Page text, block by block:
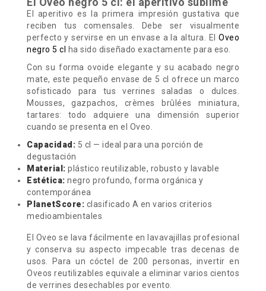
El aperitivo es la primera impresión gustativa que
reciben tus comensales. Debe ser visualmente
perfecto y servirse en un envase a la altura. ElOveo
negro 5 cl
ha sido diseñado exactamente para eso.
Con su forma ovoide elegante y su acabado negro
mate, este pequeño envase de 5 cl ofrece un marco
sofisticado para tus verrines saladas o dulces.
Mousses, gazpachos, crèmes brûlées miniatura,
tartares: todo adquiere una dimensión superior
cuando se presenta en el Oveo.
Capacidad: 5 cl — ideal para una porción de
degustación
Material: plástico reutilizable, robusto y lavable
Estética: negro profundo, forma orgánica y
contemporánea
PlanetScore: clasificado A en varios criterios
medioambientales
El Oveo se lava fácilmente en lavavajillas profesional
y conserva su aspecto impecable tras decenas de
usos. Para un cóctel de 200 personas, invertir en
Oveos reutilizables equivale a eliminar varios cientos
de verrines desechables por evento.